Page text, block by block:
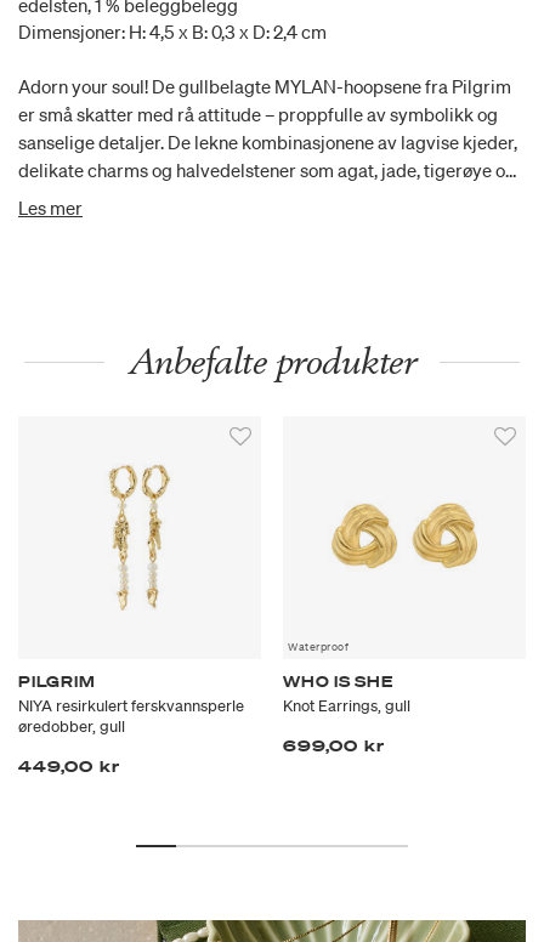
edelsten, 1 % beleggbelegg
Dimensjoner: H: 4,5 x B: 0,3 x D: 2,4 cm
Adorn your soul! De gullbelagte MYLAN-hoopsene fra Pilgrim
er små skatter med rå attitude – proppfulle av symbolikk og
sanselige detaljer. De lekne kombinasjonene av lagvise kjeder,
delikate charms og halvedelstener som agat, jade, tigerøye og
aventurin gir deg et unikt uttrykk med masse bevegelse og den
av 98 % resirkulerte materialer, så du kan skinne sterkt og
Les mer
Anbefalte produkter
PILGRIM
NIYA resirkulert ferskvannsperle
øredobber, gull
449,00 kr
Waterproof
WHO IS SHE
Knot Earrings, gull
699,00 kr